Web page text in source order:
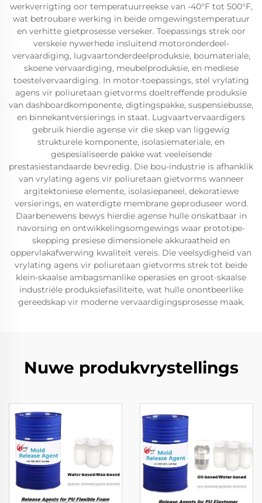
werkverrigting oor temperatuurreekse van -40°F tot 500°F,
wat betroubare werking in beide omgewingstemperatuur
en verhitte gietprosesse verseker. Toepassings strek oor
verskeie nywerhede insluitend motoronderdeel-
vervaardiging, lugvaartonderdeelproduksie, boumateriale,
skoene vervaardiging, meubelproduksie, en mediese
toestelvervaardiging. In motor-toepassings, stel vrylating
agens vir poliuretaan gietvorms doeltreffende produksie
van dashboardkomponente, digtingspakke, suspensiebusse,
en binnekantversierings in staat. Lugvaartvervaardigers
gebruik hierdie agense vir die skep van liggewig
strukturele komponente, isolasiemateriale, en
gespesialiseerde pakke wat veeleisende
prestasiestandaarde bevredig. Die bou-industrie is afhanklik
van vrylating agens vir poliuretaan gietvorms wanneer
argitektoniese elemente, isolasiepaneel, dekoratiewe
versierings, en waterdigte membrane geproduseer word.
Daarbenewens bewys hierdie agense hulle onskatbaar in
navorsing en ontwikkelingsomgewings waar prototipe-
skepping presiese dimensionele akkuraatheid en
oppervlakafwerwing kwaliteit vereis. Die veelsydigheid van
vrylating agens vir poliuretaan gietvorms strek tot beide
klein-skaalse ambagsmanlike operasies en groot-skaalse
industriële produksiefasiliteite, wat hulle onontbeerlike
gereedskap vir moderne vervaardigingsprosesse maak.
Nuwe produkvrystellings